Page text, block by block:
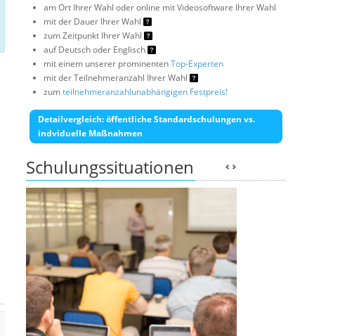
am Ort Ihrer Wahl oder online mit Videosoftware Ihrer Wahl
mit der Dauer Ihrer Wahl
zum Zeitpunkt Ihrer Wahl
auf Deutsch oder Englisch
mit einem unserer prominentenTop-Experten
mit der Teilnehmeranzahl Ihrer Wahl
zumteilnehmeranzahlunabhängigen Festpreis!
Detailvergleich: öffentliche Standardschulungen vs.
indviduelle Maßnahmen
Schulungssituationen